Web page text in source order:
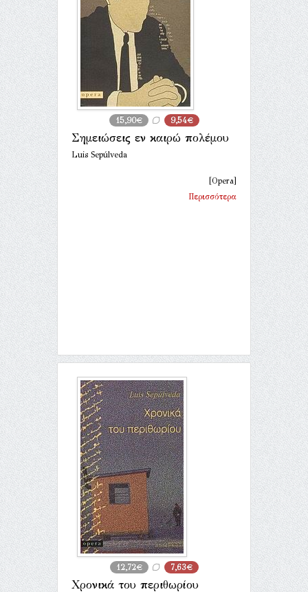
15,90€ 9,54€
Σημειώσεις εν καιρώ πολέμου
Luis Sepúlveda
[Opera]
Περισσότερα
12,72€ 7,63€
Χρονικά του περιθωρίου